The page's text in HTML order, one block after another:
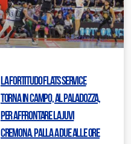
La Fortitudo Flats Service
torna in campo, al PalaDozza,
per affrontare la JuVi
Cremona. Palla a due alle ore